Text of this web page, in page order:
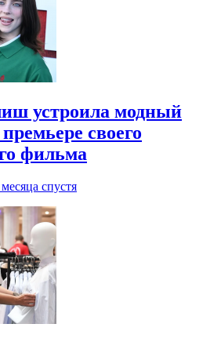
устроила модный
своего
фильма
спустя